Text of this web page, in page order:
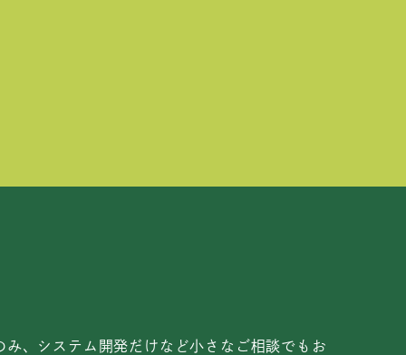
、システム開発だけなど小さなご相談でもお